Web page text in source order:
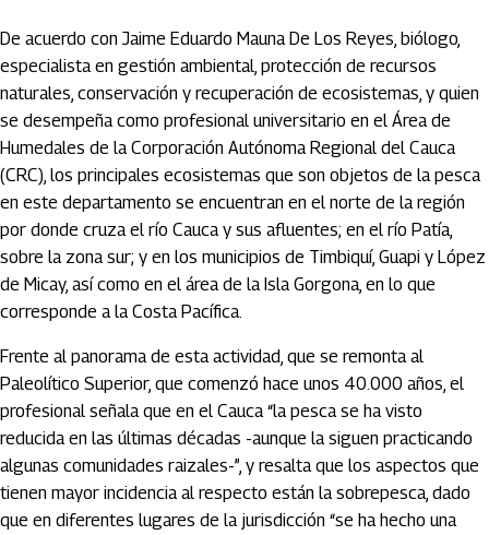
De acuerdo con Jaime Eduardo Mauna De Los Reyes, biólogo,
especialista en gestión ambiental, protección de recursos
naturales, conservación y recuperación de ecosistemas, y quien
se desempeña como profesional universitario en el Área de
Humedales de la Corporación Autónoma Regional del Cauca
(CRC), los principales ecosistemas que son objetos de la pesca
en este departamento se encuentran en el norte de la región
por donde cruza el río Cauca y sus afluentes; en el río Patía,
sobre la zona sur; y en los municipios de Timbiquí, Guapi y López
de Micay, así como en el área de la Isla Gorgona, en lo que
corresponde a la Costa Pacífica.
Frente al panorama de esta actividad, que se remonta al
Paleolítico Superior, que comenzó hace unos 40.000 años, el
profesional señala que en el Cauca “la pesca se ha visto
reducida en las últimas décadas -aunque la siguen practicando
algunas comunidades raizales-”, y resalta que los aspectos que
tienen mayor incidencia al respecto están la sobrepesca, dado
que en diferentes lugares de la jurisdicción “se ha hecho una